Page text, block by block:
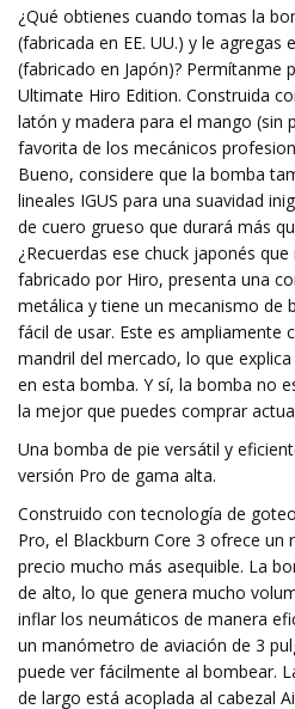
¿Qué obtienes cuando tomas la
(fabricada en EE. UU.) y le
(fabricado en Japón)? Permítanme
Ultimate Hiro Edition. Construida
latón y madera para el mango (sin
favorita de los mecánicos
Bueno, considere que la bomba
lineales IGUS para una suavidad
de cuero grueso que durará más
¿Recuerdas ese chuck japonés
fabricado por Hiro, presenta una
metálica y tiene un mecanismo de
fácil de usar. Este es ampliamente
mandril del mercado, lo que
en esta bomba. Y sí, la bomba no
la mejor que puedes comprar
Una bomba de pie versátil y
versión Pro de gama alta.
Construido con tecnología de
Pro, el Blackburn Core 3 ofrece un
precio mucho más asequible. La
de alto, lo que genera mucho
inflar los neumáticos de manera
un manómetro de aviación de 3
puede ver fácilmente al bombear.
de largo está acoplada al cabezal